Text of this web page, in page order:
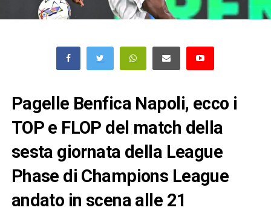
Pagelle Benfica Napoli, ecco i
TOP e FLOP del match della
sesta giornata della League
Phase di Champions League
andato in scena alle 21